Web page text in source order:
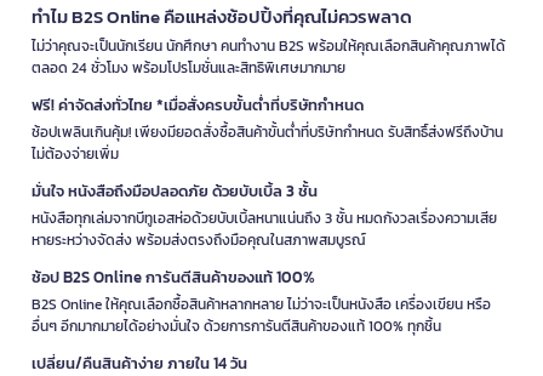
ทำไม B2S Online คือแหล่งช้อปปิ้งที่คุณไม่ควรพลาด
ไม่ว่าคุณจะเป็นนักเรียน นักศึกษา คนทำงาน B2S พร้อมให้คุณเลือกสินค้าคุณภาพได้
ตลอด 24 ชั่วโมง พร้อมโปรโมชั่นและสิทธิพิเศษมากมาย
ฟรี! ค่าจัดส่งทั่วไทย *เมื่อสั่งครบขั้นต่ำที่บริษัทกำหนด
ช้อปเพลินเกินคุ้ม! เพียงมียอดสั่งซื้อสินค้าขั้นต่ำที่บริษัทกำหนด รับสิทธิ์ส่งฟรีถึงบ้าน
ไม่ต้องจ่ายเพิ่ม
มั่นใจ หนังสือถึงมือปลอดภัย ด้วยบับเบิ้ล 3 ชั้น
หนังสือทุกเล่มจากบีทูเอสห่อด้วยบับเบิ้ลหนาแน่นถึง 3 ชั้น หมดกังวลเรื่องความเสีย
หายระหว่างจัดส่ง พร้อมส่งตรงถึงมือคุณในสภาพสมบูรณ์
ช้อป B2S Online การันตีสินค้าของแท้ 100%
B2S Online ให้คุณเลือกซื้อสินค้าหลากหลาย ไม่ว่าจะเป็นหนังสือ เครื่องเขียน หรือ
อื่นๆ อีกมากมายได้อย่างมั่นใจ ด้วยการการันตีสินค้าของแท้ 100% ทุกชิ้น
เปลี่ยน/คืนสินค้าง่าย ภายใน 14 วัน